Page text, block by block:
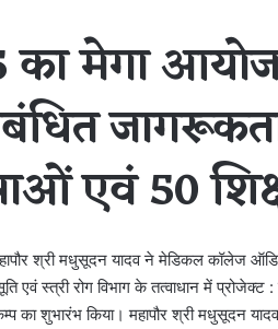
का मेगा
एवं 50
श्री मधुसूदन यादव ने मेडिकल कॉलेज
एवं स्त्री रोग विभाग के तत्वाधान में
का शुभारंभ किया। महापौर श्री मधुसूदन